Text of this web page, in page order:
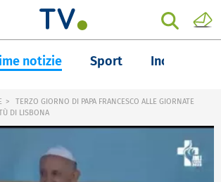
notizie Sport Inchieste
TERZO GIORNO DI PAPA FRANCESCO ALLE GIORNATE
DI LISBONA